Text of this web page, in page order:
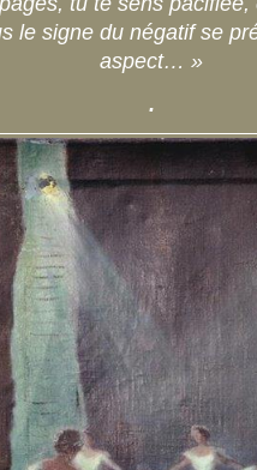
le signe du négatif se
aspect… »
.